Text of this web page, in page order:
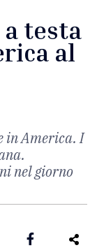
a testa
al
in America. I
nel giorno